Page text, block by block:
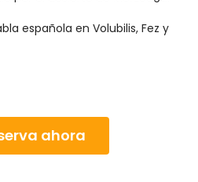
española en Volubilis, Fez y
ahora